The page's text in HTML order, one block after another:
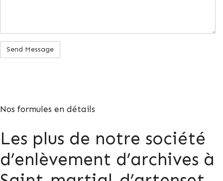
Nos formules en détails
Les plus de notre société
d’enlèvement d’archives à